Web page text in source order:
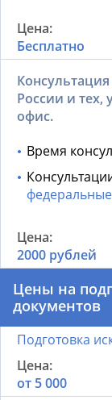
Бесплатно
России и тех,
офис.
Время
2000 рублей
Цены на
документов
Подготовка
от 5 000